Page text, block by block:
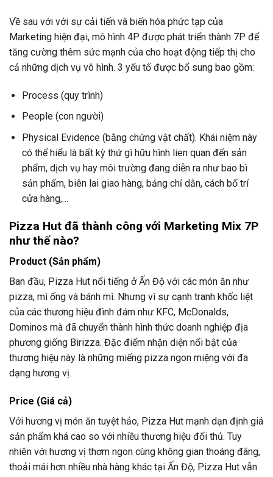
Về sau với với sự cải tiến và biến hóa phức tạp của
Marketing hiện đại, mô hình 4P được phát triển thành 7P để
tăng cường thêm sức mạnh của cho hoạt động tiếp thị cho
cả những dịch vụ vô hình. 3 yếu tố được bổ sung bao gồm:
Process (quy trình)
People (con người)
Physical Evidence (bằng chứng vật chất). Khái niệm này
có thể hiểu là bất kỳ thứ gì hữu hình lien quan đến sản
phẩm, dịch vụ hay môi trường đang diễn ra như bao bì
sản phẩm, biên lai giao hàng, bảng chỉ dẫn, cách bố trí
cửa hàng,…
Pizza Hut đã thành công với Marketing Mix 7P
như thế nào?
Product (Sản phẩm)
Ban đầu, Pizza Hut nổi tiếng ở Ấn Độ với các món ăn như
pizza, mì ống và bánh mì. Nhưng vì sự cạnh tranh khốc liệt
của các thương hiệu đình đám như KFC, McDonalds,
Dominos mà đã chuyển thành hình thức doanh nghiệp địa
phương giống Birizza. Đặc điểm nhận diện nổi bật của
thương hiệu này là những miếng pizza ngon miệng với đa
dạng hương vị.
Price (Giá cả)
Với hương vị món ăn tuyệt hảo, Pizza Hut mạnh dạn định giá
sản phẩm khá cao so với nhiều thương hiệu đối thủ. Tuy
nhiên với hương vị thơm ngon cùng không gian thoáng đãng,
thoải mái hơn nhiều nhà hàng khác tại Ấn Độ, Pizza Hut vẫn